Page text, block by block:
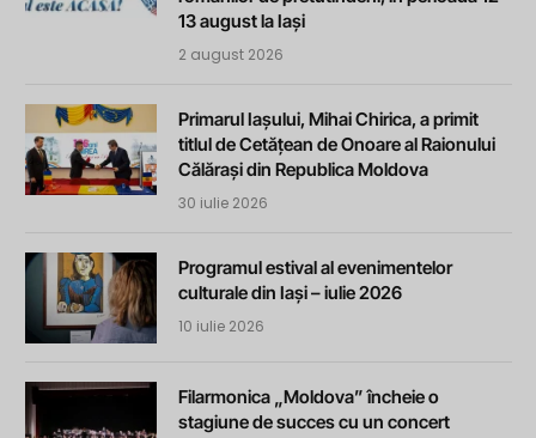
13 august la Iași
2 august 2026
Primarul Iașului, Mihai Chirica, a primit
titlul de Cetățean de Onoare al Raionului
Călărași din Republica Moldova
30 iulie 2026
Programul estival al evenimentelor
culturale din Iași – iulie 2026
10 iulie 2026
Filarmonica „Moldova” încheie o
stagiune de succes cu un concert